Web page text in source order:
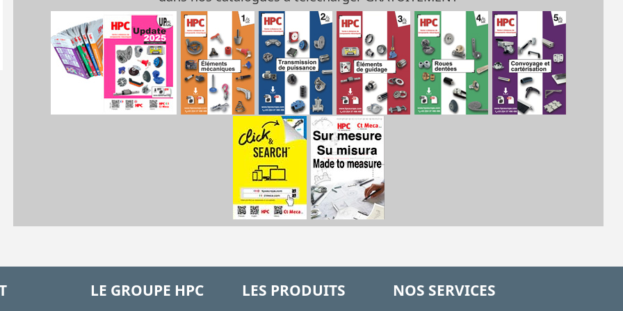
LE GROUPE HPC LES PRODUITS NOS SERVICES